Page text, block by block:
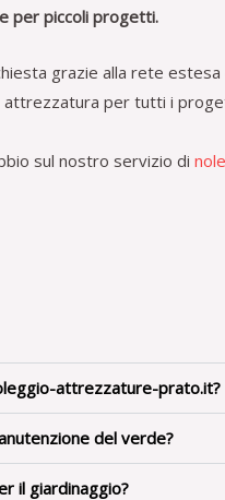
per piccoli progetti.
grazie alla rete estesa
attrezzatura per tutti i
sul nostro servizio di
attrezzature-prato.it?
del verde?
il giardinaggio?